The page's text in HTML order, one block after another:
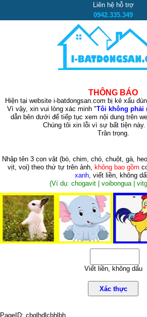
Liên hệ hỗ trợ
0942.335.349
THÔNG BÁO
Hiện tại website i-batdongsan.com bị kẻ xấu
Vì vậy, xin vui lòng xác minh "Tôi không phải
dẫn bên dưới để tiếp tục xem nội dung trên
Chúng tôi xin lỗi vì sự bất tiện
Trân trọng.
Nhập tên 3 con vật (bò, chim, chó, chuột, gà,
vịt, voi)theo thứ tự trên ảnh, không bao gồm
xanh, viết liền, không
(Ví dụ: chogavit | voibongua |
Viết liền, không dấu
Xác thực
PageID: cbglhdlcbhlbh